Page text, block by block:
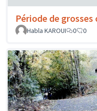
Période de grosses
Habla KAROUI
0 0